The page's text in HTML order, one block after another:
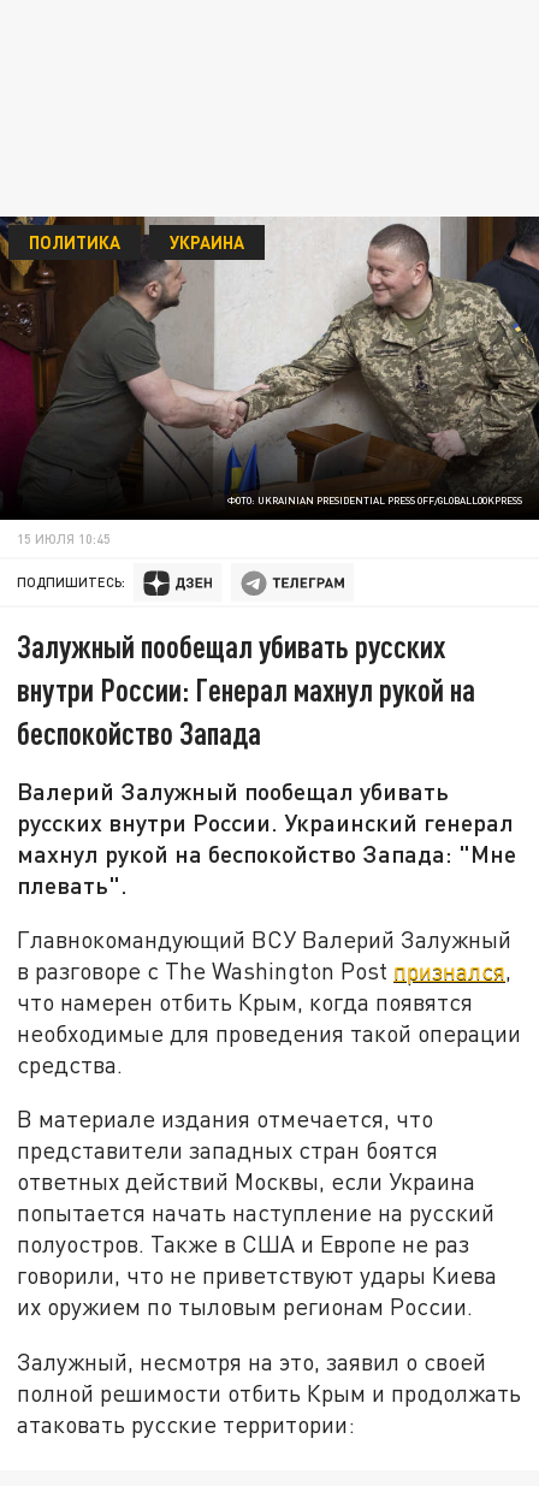
ФОТО: UKRAINIAN PRESIDENTIAL PRESS OFF/GLOBALLOOKPRESS
ПОЛИТИКА УКРАИНА
15 ИЮЛЯ 10:45
ПОДПИШИТЕСЬ:
Залужный пообещал убивать русских
внутри России: Генерал махнул рукой на
беспокойство Запада
Валерий Залужный пообещал убивать
русских внутри России. Украинский генерал
махнул рукой на беспокойство Запада: "Мне
плевать".
Главнокомандующий ВСУ Валерий Залужный
в разговоре с The Washington Post признался,
что намерен отбить Крым, когда появятся
необходимые для проведения такой операции
средства.
В материале издания отмечается, что
представители западных стран боятся
ответных действий Москвы, если Украина
попытается начать наступление на русский
полуостров. Также в США и Европе не раз
говорили, что не приветствуют удары Киева
их оружием по тыловым регионам России.
Залужный, несмотря на это, заявил о своей
полной решимости отбить Крым и продолжать
атаковать русские территории: